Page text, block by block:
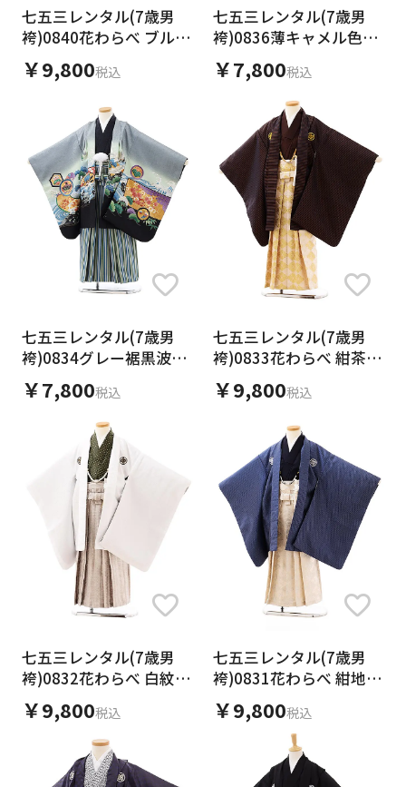
七五三レンタル(7歳男
袴)0840花わらべ ブルー
紋付xグレー袴
￥9,800税込
七五三レンタル(7歳男
袴)0836薄キャメル色松
に鷹xグリーンストライ
プ袴
￥7,800税込
七五三レンタル(7歳男
袴)0834グレー裾黒波に
かぶとxグリーンストラ
イプ袴
￥7,800税込
七五三レンタル(7歳男
袴)0833花わらべ 紺茶色
紋付xアイボリーゴール
ド袴
￥9,800税込
七五三レンタル(7歳男
袴)0832花わらべ 白紋付
xベージュ更紗袴
￥9,800税込
七五三レンタル(7歳男
袴)0831花わらべ 紺地小
紋xアイボリーシルバー
袴
￥9,800税込